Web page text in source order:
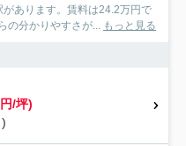
あります。賃料は24.2万円で
の分かりやすさが... もっと見る
/坪)